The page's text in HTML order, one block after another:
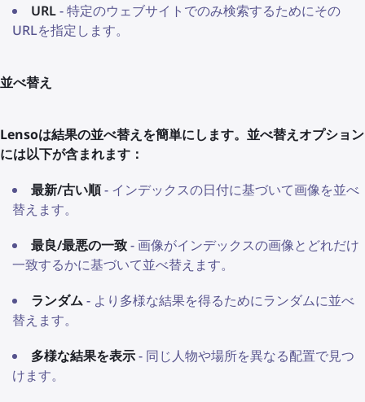
URL- 特定のウェブサイトでのみ検索するためにその
URLを指定します。
並べ替え
Lensoは結果の並べ替えを簡単にします。並べ替えオプション
には以下が含まれます：
最新/古い順- インデックスの日付に基づいて画像を並べ
替えます。
最良/最悪の一致- 画像がインデックスの画像とどれだけ
一致するかに基づいて並べ替えます。
ランダム- より多様な結果を得るためにランダムに並べ
替えます。
多様な結果を表示- 同じ人物や場所を異なる配置で見つ
けます。